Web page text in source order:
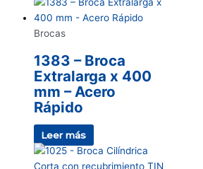
Brocas
1383 – Broca
Extralarga x 400
mm – Acero
Rápido
Leer más